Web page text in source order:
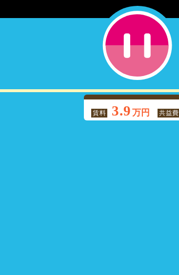
賃料 3.9 万円 共益費